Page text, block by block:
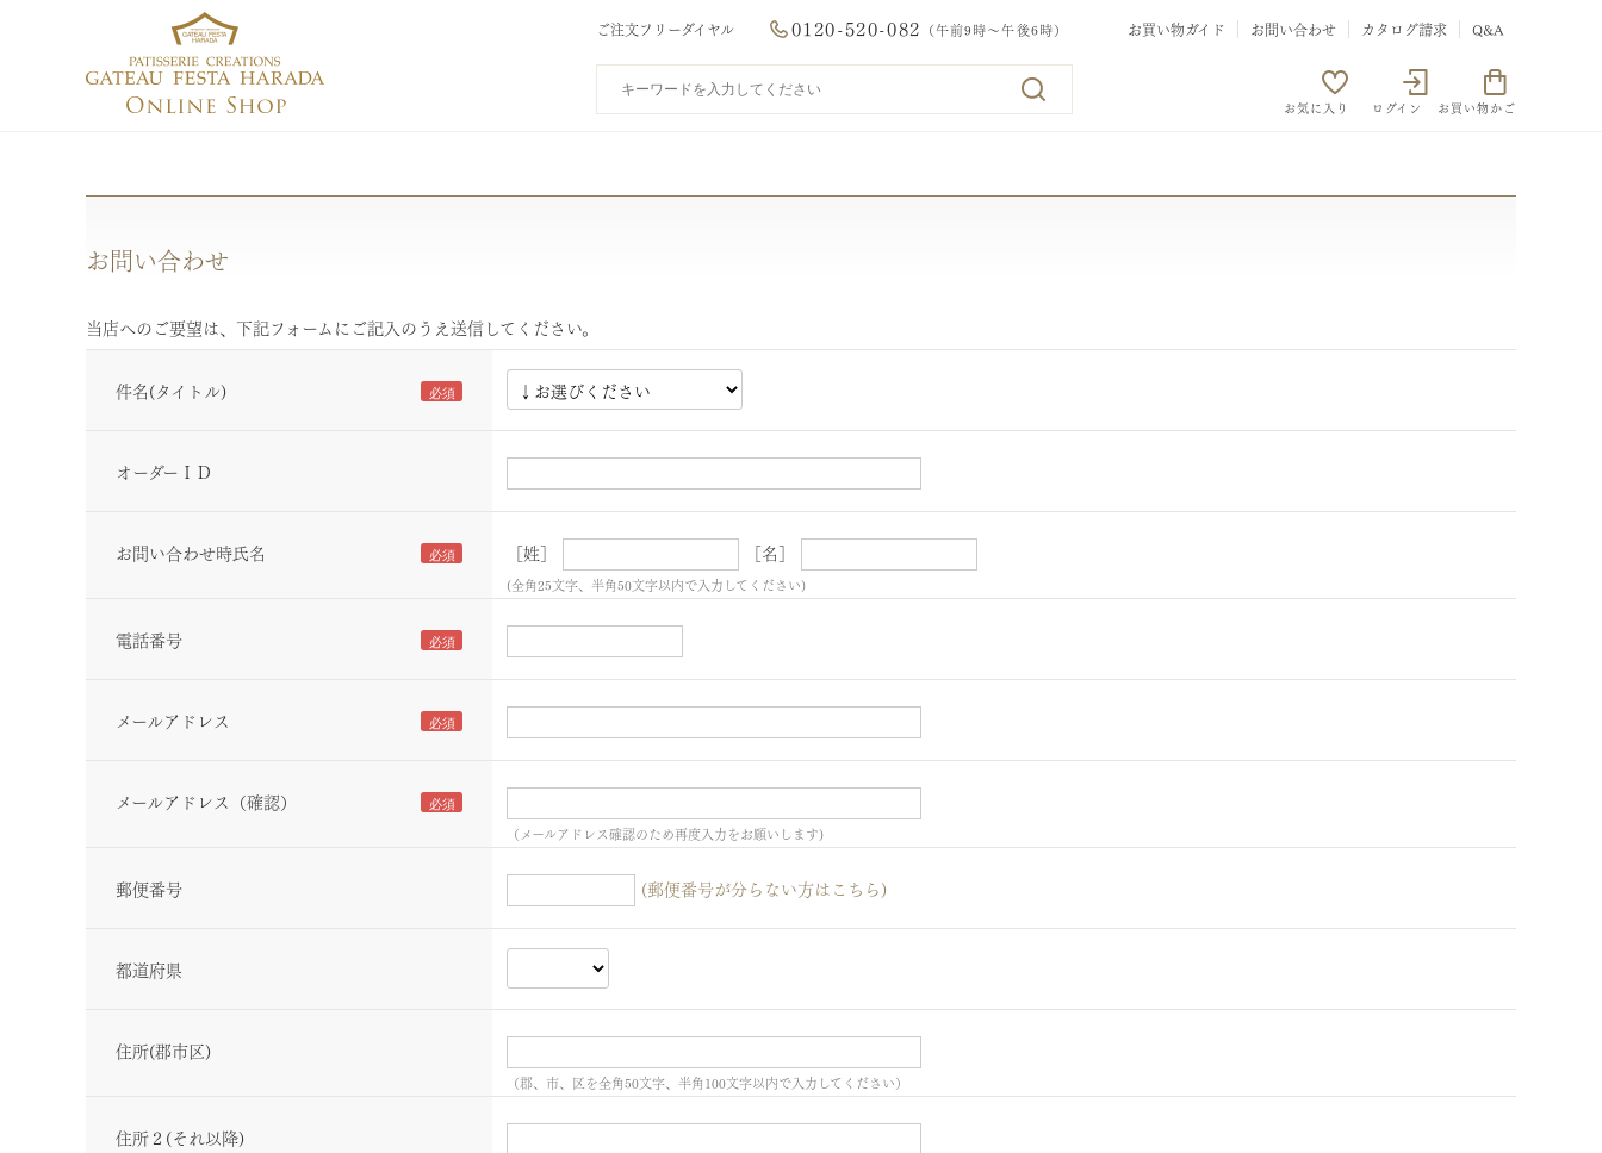
ご注文フリーダイヤル 0120-520-082 （午前9時～午後6時） お買い物ガイド お問い合わせ カタログ請求 Q&A
お気に入り ログイン お買い物かご
お問い合わせ
当店へのご要望は、下記フォームにご記入のうえ送信してください。
件名(タイトル)
オーダーＩＤ
お問い合わせ時氏名 ［姓］ ［名］
(全角25文字、半角50文字以内で入力してください)
電話番号
メールアドレス
メールアドレス（確認）
（メールアドレス確認のため再度入力をお願いします)
郵便番号 (郵便番号が分らない方はこちら)
都道府県
住所(郡市区)
（郡、市、区を全角50文字、半角100文字以内で入力してください）
住所２(それ以降)